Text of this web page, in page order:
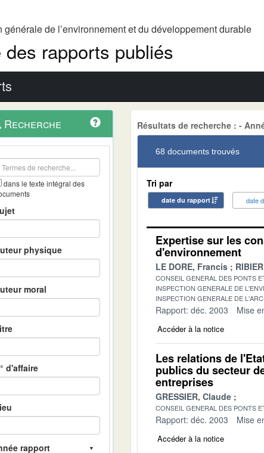
générale de l’environnement et du développement durable
des rapports publiés
Recherche
dans le texte intégral des
physique
moral
d'affaire
Résultats de recherche : -
68 documents trouvés
Tri par
date du rapport date
Expertise sur les
d'environnement
LE DORE, Francis
CONSEIL GENERAL DES PONTS
INSPECTION GENERALE DE
INSPECTION GENERALE DE
Rapport: déc. 2003 Mise
Accéder à la notice
Les relations de
publics du secteur
entreprises
GRESSIER, Claude
CONSEIL GENERAL DES PONTS
Rapport: déc. 2003 Mise
Accéder à la notice